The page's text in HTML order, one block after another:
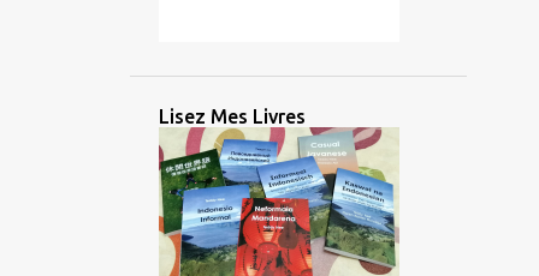
AVANTAGE AZERBAÏDJAN
BALINAIS BANGLADESH BATAK
BATAN BATANES BAYBAYIN
BILINGUE BRAHMI BRITANNIQUE
Lisez Mes Livres